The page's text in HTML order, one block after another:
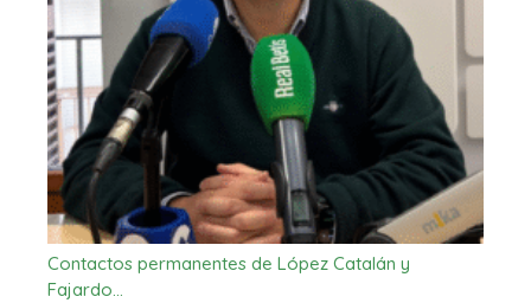
Contactos permanentes de López Catalán y
Fajardo…